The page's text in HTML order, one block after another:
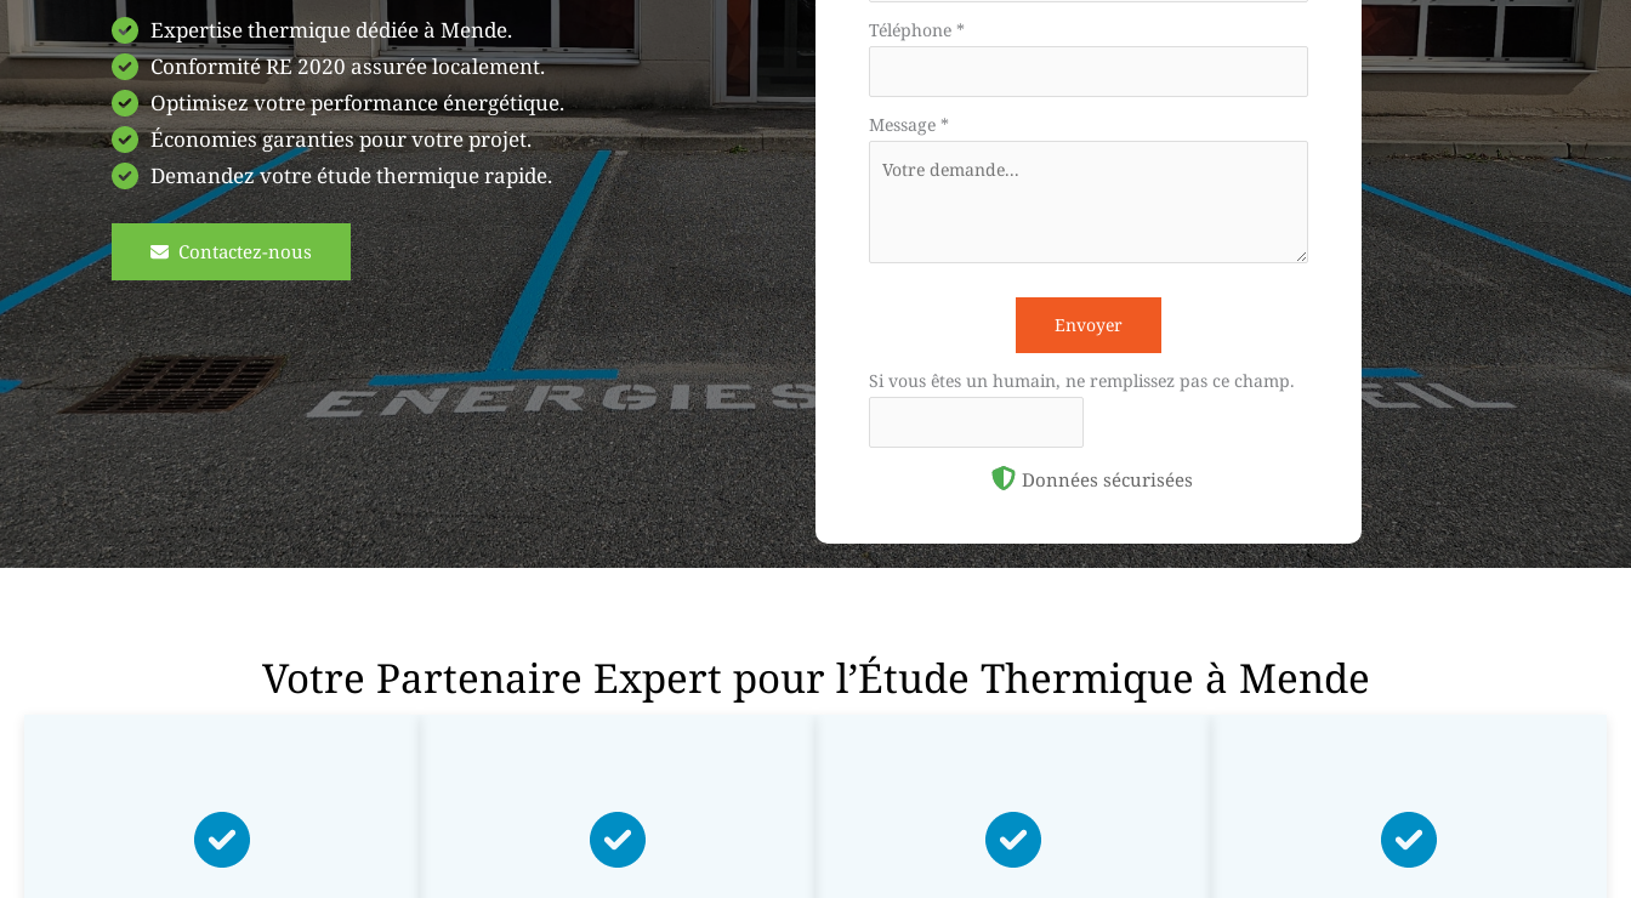
Expertise thermique dédiée à Mende.
Conformité RE 2020 assurée localement.
Optimisez votre performance énergétique.
Économies garanties pour votre projet.
Demandez votre étude thermique rapide.
Contactez-nous
Téléphone *
Message *
Envoyer
Si vous êtes un humain, ne remplissez pas ce champ.
Données sécurisées
Votre Partenaire Expert pour l’Étude Thermique à Mende